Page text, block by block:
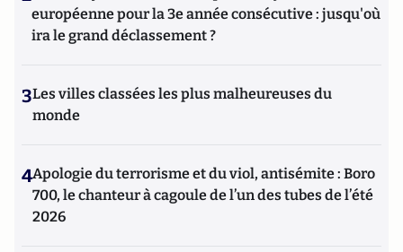
européenne pour la 3e année consécutive : jusqu'où
ira le grand déclassement ?
3Les villes classées les plus malheureuses du
monde
4Apologie du terrorisme et du viol, antisémite : Boro
700, le chanteur à cagoule de l’un des tubes de l’été
2026